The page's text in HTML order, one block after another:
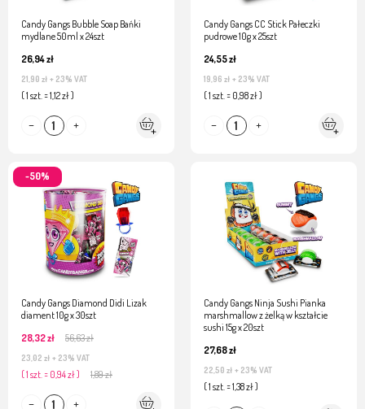
Candy Gangs Bubble Soap Bańki
mydlane 50ml x 24szt
26,94 zł
21,90 zł + 23% VAT
( 1 szt. = 1,12 zł )
Candy Gangs CC Stick Pałeczki
pudrowe 10g x 25szt
24,55 zł
19,96 zł + 23% VAT
( 1 szt. = 0,98 zł )
Candy Gangs Diamond Didi Lizak
diament 10g x 30szt
28,32 zł
56,63 zł
23,02 zł + 23% VAT
( 1 szt. = 0,94 zł ) 1,89 zł
-50%
Candy Gangs Ninja Sushi Pianka
marshmallow z żelką w kształcie
sushi 15g x 20szt
27,68 zł
22,50 zł + 23% VAT
( 1 szt. = 1,38 zł )